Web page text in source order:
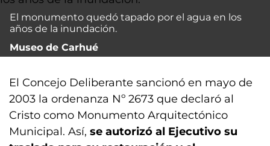
El monumento quedó tapado por el agua en los
años de la inundación.
Museo de Carhué
El Concejo Deliberante sancionó en mayo de
2003 la ordenanza Nº 2673 que declaró al
Cristo como Monumento Arquitectónico
Municipal. Así, se autorizó al Ejecutivo su